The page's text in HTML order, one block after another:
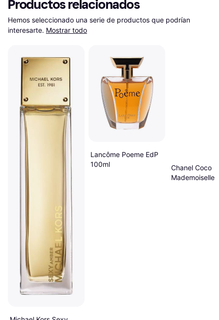
Productos relacionados
Hemos seleccionado una serie de productos que podrían
interesarte. Mostrar todo
Lancôme Poeme EdP
100ml
Chanel Coco
Mademoiselle